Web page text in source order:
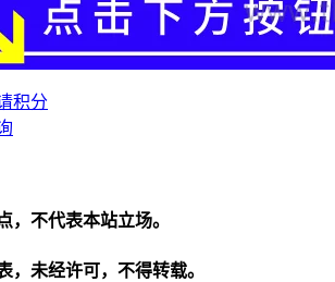
积分
，不代表本站立场。
，未经许可，不得转载。